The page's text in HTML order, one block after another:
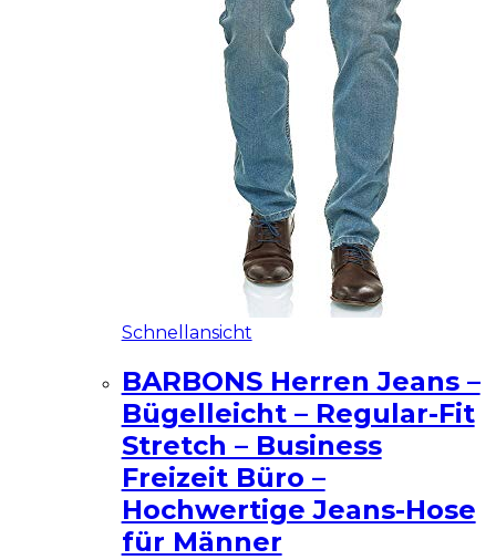
Schnellansicht
BARBONS Herren Jeans –
Bügelleicht – Regular-Fit
Stretch – Business
Freizeit Büro –
Hochwertige Jeans-Hose
für Männer